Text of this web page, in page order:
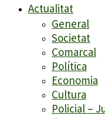
Actualitat
General
Societat
Comarcal
Política
Economia
Cultura
Policial –